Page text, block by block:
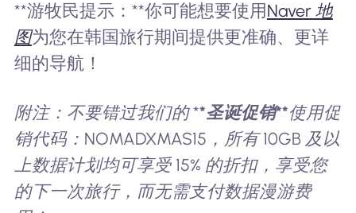
**游牧民提示：**你可能想要使用 Naver 地
图为您在韩国旅行期间提供更准确、更详
细的导航！
附注：不要错过我们的 **圣诞促销**使用促
销代码：NOMADXMAS15，所有 10GB 及以
上数据计划均可享受 15% 的折扣，享受您
的下一次旅行，而无需支付数据漫游费